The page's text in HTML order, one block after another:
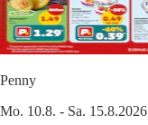
Penny
Mo. 10.8. - Sa. 15.8.2026